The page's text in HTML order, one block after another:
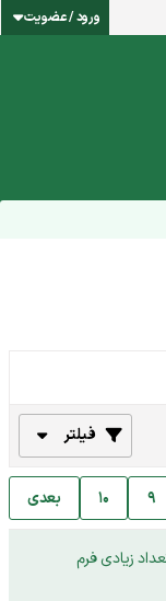
ورود / عضویت
فیلتر
9
10 بعدی